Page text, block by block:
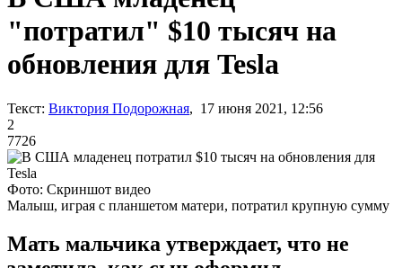
"потратил" $10 тысяч на
обновления для Tesla
Текст: Виктория Подорожная, 17 июня 2021, 12:56
2
7726
Фото: Скриншот видео
Малыш, играя с планшетом матери, потратил крупную сумму
Мать мальчика утверждает, что не